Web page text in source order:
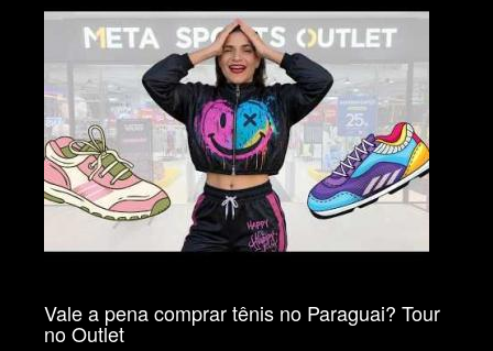
Vale a pena comprar tênis no Paraguai? Tour
no Outlet